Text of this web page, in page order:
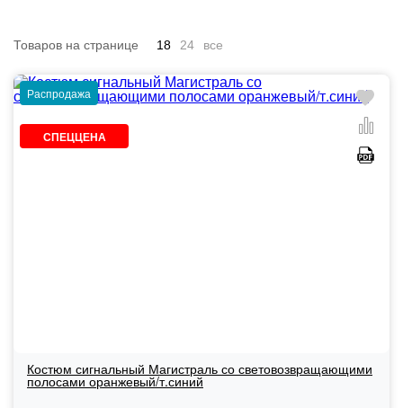
Товаров на странице 18 24 все
Распродажа
СПЕЦЦЕНА
Костюм сигнальный Магистраль со световозвращающими
полосами оранжевый/т.синий